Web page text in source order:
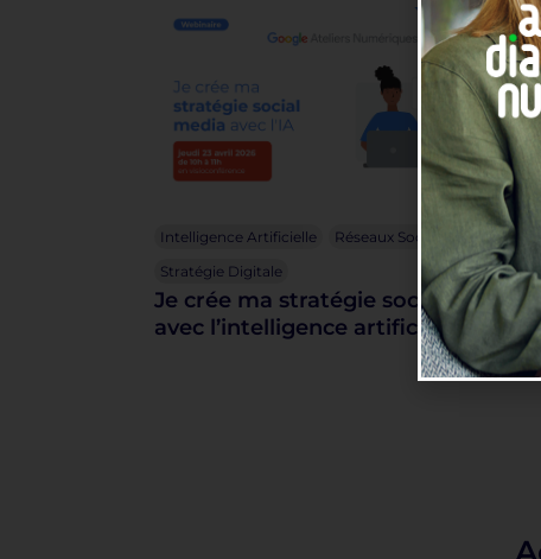
Intelligence Artificielle
Réseaux Sociaux
Stratégie Digitale
Je crée ma stratégie social media
avec l’intelligence artificielle